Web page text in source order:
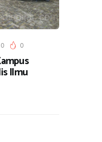
0 0
Ilmu